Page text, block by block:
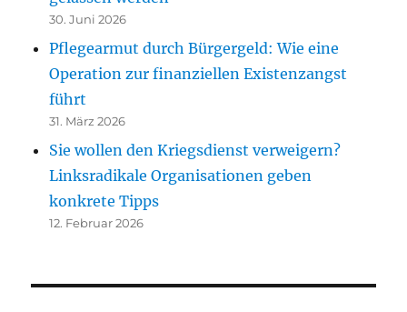
30. Juni 2026
Pflegearmut durch Bürgergeld: Wie eine
Operation zur finanziellen Existenzangst
führt
31. März 2026
Sie wollen den Kriegsdienst verweigern?
Linksradikale Organisationen geben
konkrete Tipps
12. Februar 2026